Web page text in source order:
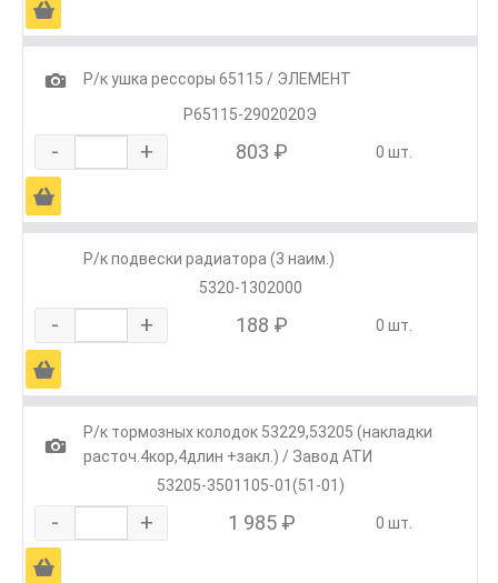
Ä
1
Р/к ушка рессоры 65115 / ЭЛЕМЕНТ
Р65115-2902020Э
- + 803 ₽ 0 шт.
Ä
Р/к подвески радиатора (3 наим.)
5320-1302000
- + 188 ₽ 0 шт.
Ä
1
Р/к тормозных колодок 53229,53205 (накладки
расточ.4кор,4длин +закл.) / Завод АТИ
53205-3501105-01(51-01)
- + 1 985 ₽ 0 шт.
Ä